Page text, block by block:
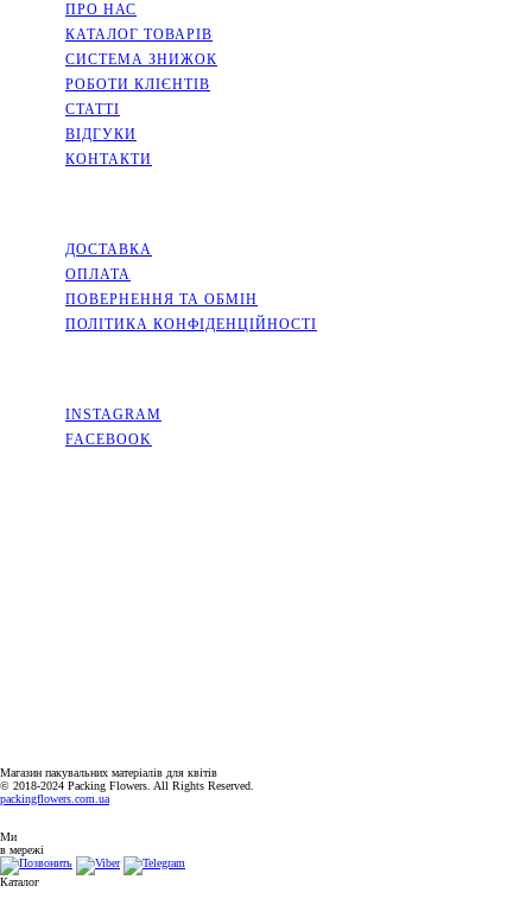
ПРО НАС
КАТАЛОГ ТОВАРІВ
СИСТЕМА ЗНИЖОК
РОБОТИ КЛІЄНТІВ
СТАТТІ
ВІДГУКИ
КОНТАКТИ
ДОСТАВКА
ОПЛАТА
ПОВЕРНЕННЯ ТА ОБМІН
ПОЛІТИКА КОНФІДЕНЦІЙНОСТІ
INSTAGRAM
FACEBOOK
Магазин пакувальних матеріалів для квітів
© 2018-2024 Packing Flowers. All Rights Reserved.
packingflowers.com.ua
Ми
в мережі
Каталог